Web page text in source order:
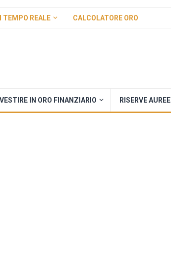
TEMPO REALE CALCOLATORE ORO
IN ORO FINANZIARIO RISERVE AUREE